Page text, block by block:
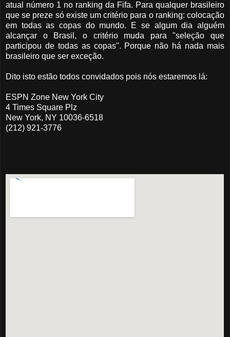
atual número 1 no ranking da Fifa. Para qualquer brasileiro
que se preze só existe um critério para o ranking: colocação
em todas as copas do mundo. E se algum dia alguém
alcançar o Brasil, o critério muda para "seleção que
participou de todas as copas". Porque não há nada mais
brasileiro que ser exceção.
Dito isto estão todos convidados pois nós estaremos lá:
ESPN Zone New York City
4 Times Square Plz
New York, NY 10036-6518
(212) 921-3776